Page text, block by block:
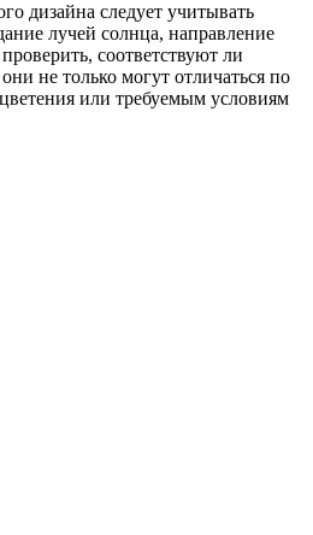
дизайна следует учитывать
лучей солнца, направление
соответствуют ли
не только могут отличаться по
или требуемым условиям